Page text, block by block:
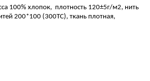
100% хлопок, плотность 120±5г/м2, нить
200*100 (300ТС), ткань плотная,